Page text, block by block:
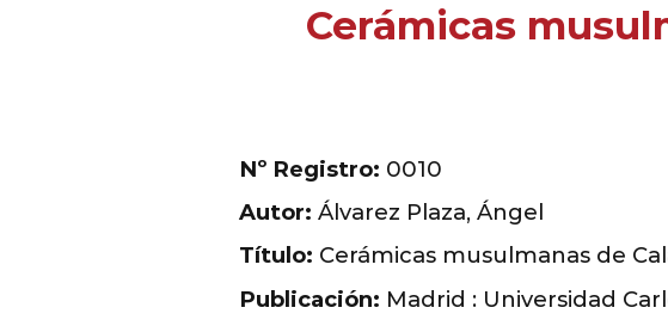
Cerámicas
Nº Registro: 0010
Autor: Álvarez Plaza, Ángel
Título: Cerámicas musulmanas de
Publicación: Madrid : Universidad